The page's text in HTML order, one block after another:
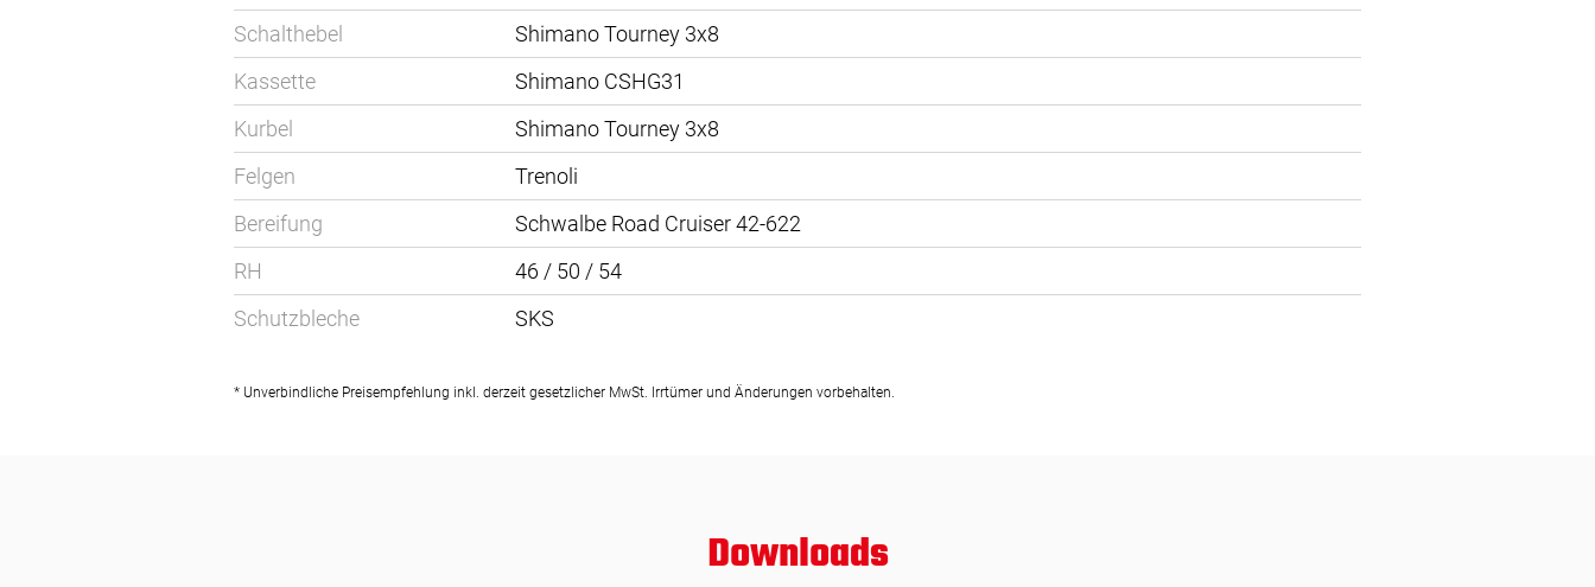
Schalthebel
Shimano Tourney 3x8
Kassette
Shimano CSHG31
Kurbel
Shimano Tourney 3x8
Felgen
Trenoli
Bereifung
Schwalbe Road Cruiser 42-622
RH
46 / 50 / 54
Schutzbleche
SKS
* Unverbindliche Preisempfehlung inkl. derzeit gesetzlicher MwSt. Irrtümer und Änderungen vorbehalten.
Downloads